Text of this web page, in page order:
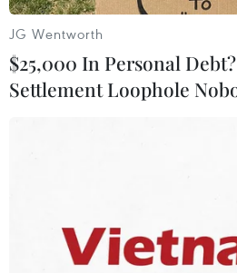
Đức: Tấn công dao ở
JG Wentworth
$25,000 In Personal
Settlement Loophole